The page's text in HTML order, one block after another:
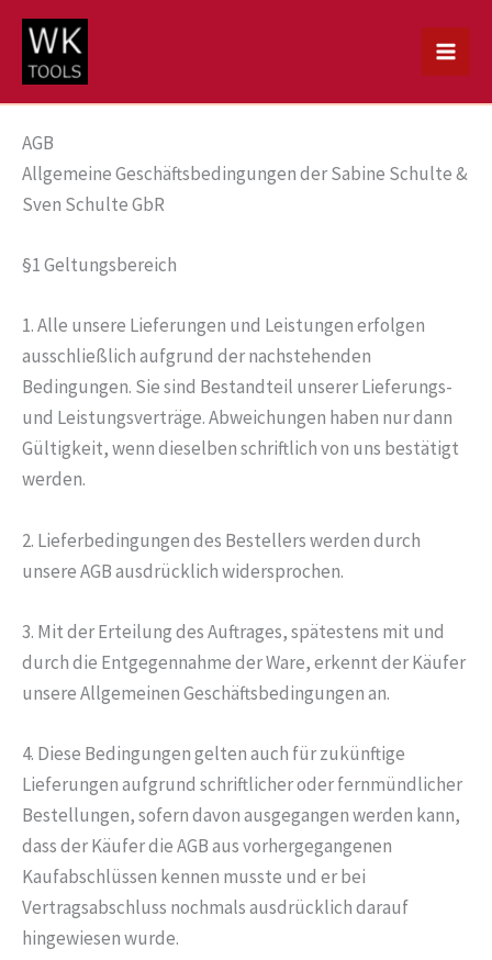
Zum
Inhalt
springen
AGB
Allgemeine Geschäftsbedingungen der Sabine Schulte &
Sven Schulte GbR
§1 Geltungsbereich
1. Alle unsere Lieferungen und Leistungen erfolgen
ausschließlich aufgrund der nachstehenden
Bedingungen. Sie sind Bestandteil unserer Lieferungs-
und Leistungsverträge. Abweichungen haben nur dann
Gültigkeit, wenn dieselben schriftlich von uns bestätigt
werden.
2. Lieferbedingungen des Bestellers werden durch
unsere AGB ausdrücklich widersprochen.
3. Mit der Erteilung des Auftrages, spätestens mit und
durch die Entgegennahme der Ware, erkennt der Käufer
unsere Allgemeinen Geschäftsbedingungen an.
4. Diese Bedingungen gelten auch für zukünftige
Lieferungen aufgrund schriftlicher oder fernmündlicher
Bestellungen, sofern davon ausgegangen werden kann,
dass der Käufer die AGB aus vorhergegangenen
Kaufabschlüssen kennen musste und er bei
Vertragsabschluss nochmals ausdrücklich darauf
hingewiesen wurde.